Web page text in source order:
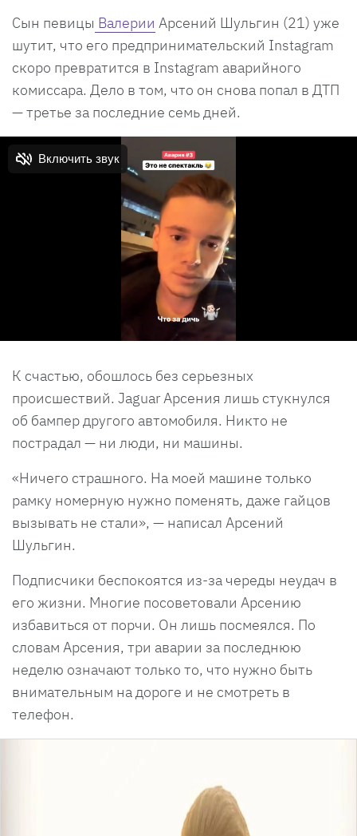
Сын певицы Валерии Арсений Шульгин (21) уже
шутит, что его предпринимательский Instagram
скоро превратится в Instagram аварийного
комиссара. Дело в том, что он снова попал в ДТП
— третье за последние семь дней.
К счастью, обошлось без серьезных
происшествий. Jaguar Арсения лишь стукнулся
об бампер другого автомобиля. Никто не
пострадал — ни люди, ни машины.
«Ничего страшного. На моей машине только
рамку номерную нужно поменять, даже гайцов
вызывать не стали», — написал Арсений
Шульгин.
Подписчики беспокоятся из-за череды неудач в
его жизни. Многие посоветовали Арсению
избавиться от порчи. Он лишь посмеялся. По
словам Арсения, три аварии за последнюю
неделю означают только то, что нужно быть
внимательным на дороге и не смотреть в
телефон.